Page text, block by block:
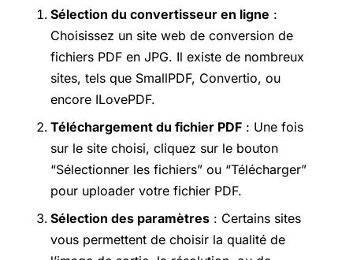
Sélection du convertisseur en ligne :
Choisissez un site web de conversion de
fichiers PDF en JPG. Il existe de nombreux
sites, tels que SmallPDF, Convertio, ou
encore ILovePDF.
Téléchargement du fichier PDF : Une fois
sur le site choisi, cliquez sur le bouton
“Sélectionner les fichiers” ou “Télécharger”
pour uploader votre fichier PDF.
Sélection des paramètres : Certains sites
vous permettent de choisir la qualité de